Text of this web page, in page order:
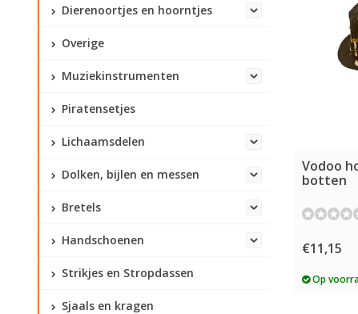
Dierenoortjes en hoorntjes
Overige
Muziekinstrumenten
Piratensetjes
Lichaamsdelen
Dolken, bijlen en messen
Bretels
Handschoenen
Strikjes en Stropdassen
Sjaals en kragen
Vodoo
botten
€11,15
Op